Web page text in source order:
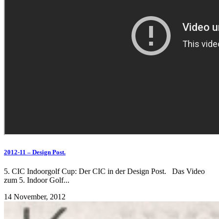
2012-11 – Design Post.
5. CIC Indoorgolf Cup: Der CIC in der Design Post. Das Video
zum 5. Indoor Golf...
14 November, 2012